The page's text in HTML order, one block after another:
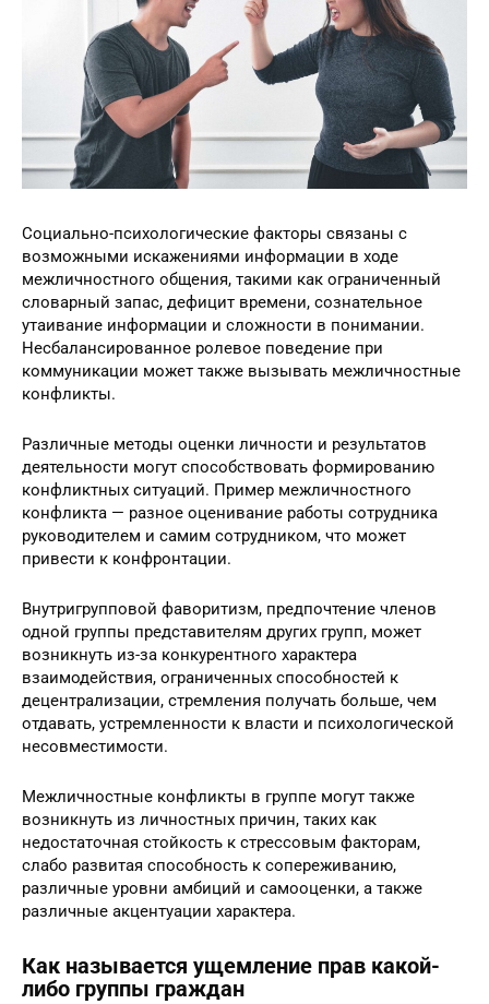
Социально-психологические факторы связаны с
возможными искажениями информации в ходе
межличностного общения, такими как ограниченный
словарный запас, дефицит времени, сознательное
утаивание информации и сложности в понимании.
Несбалансированное ролевое поведение при
коммуникации может также вызывать межличностные
конфликты.
Различные методы оценки личности и результатов
деятельности могут способствовать формированию
конфликтных ситуаций. Пример межличностного
конфликта — разное оценивание работы сотрудника
руководителем и самим сотрудником, что может
привести к конфронтации.
Внутригрупповой фаворитизм, предпочтение членов
одной группы представителям других групп, может
возникнуть из-за конкурентного характера
взаимодействия, ограниченных способностей к
децентрализации, стремления получать больше, чем
отдавать, устремленности к власти и психологической
несовместимости.
Межличностные конфликты в группе могут также
возникнуть из личностных причин, таких как
недостаточная стойкость к стрессовым факторам,
слабо развитая способность к сопереживанию,
различные уровни амбиций и самооценки, а также
различные акцентуации характера.
Как называется ущемление прав какой-
либо группы граждан